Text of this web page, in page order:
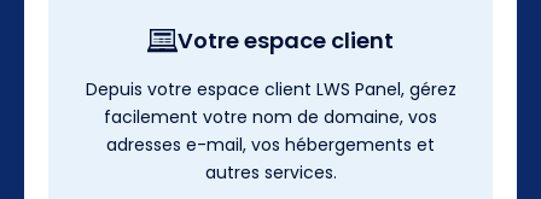
Votre espace client
Depuis votre espace client LWS Panel, gérez
facilement votre nom de domaine, vos
adresses e-mail, vos hébergements et
autres services.